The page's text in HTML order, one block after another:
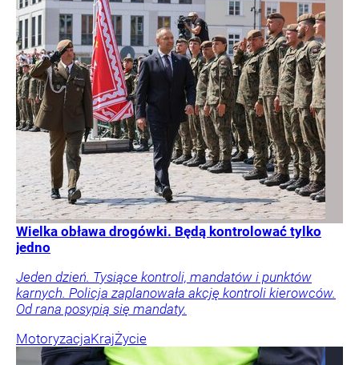
Wielka obława drogówki. Będą kontrolować tylko
jedno
Jeden dzień. Tysiące kontroli, mandatów i punktów
karnych. Policja zaplanowała akcję kontroli kierowców.
Od rana posypią się mandaty.
MotoryzacjaKrajŻycie